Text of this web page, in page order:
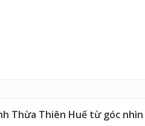
Thừa Thiên Huế từ góc nhìn